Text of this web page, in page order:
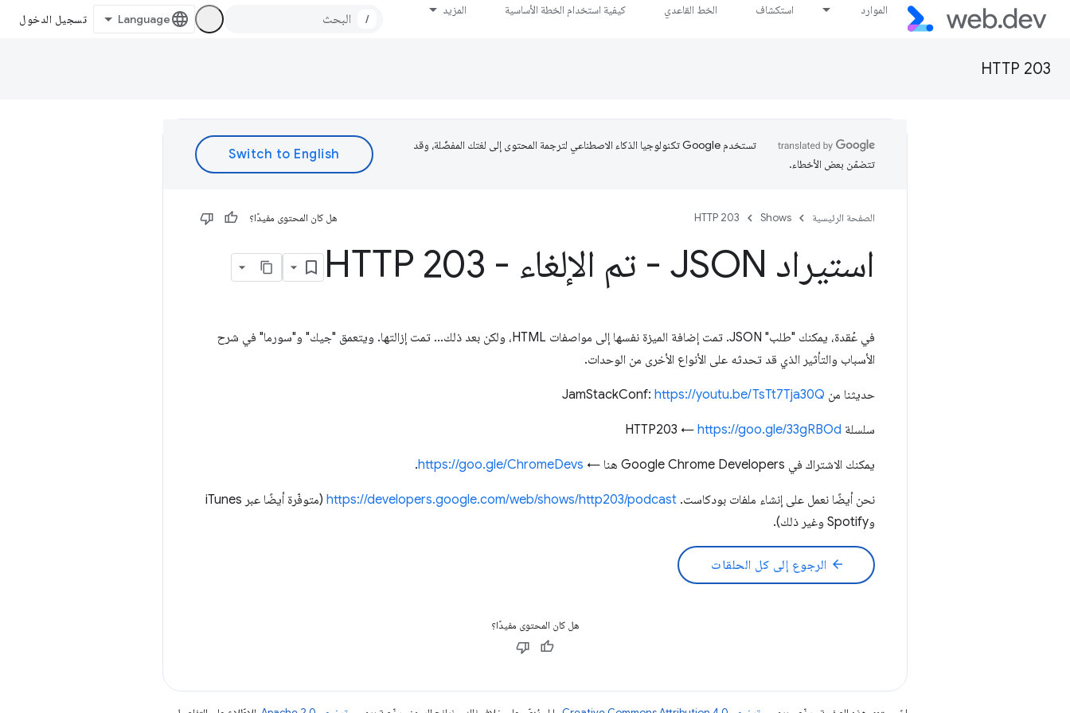
الموارد استكشاف الخط القاعدي كيفية استخدام الخطة الأساسية المزيد
/ تسجيل الدخول
HTTP 203
تستخدم Google تكنولوجيا الذكاء الاصطناعي لترجمة المحتوى إلى لغتك المفضّلة، وقد
تتضمّن بعض الأخطاء.
الصفحة الرئيسية Shows
HTTP 203 هل كان المحتوى مفيدًا؟
استيراد JSON - تم الإلغاء - HTTP 203
في عُقدة، يمكنك "طلب" JSON. تمت إضافة الميزة نفسها إلى مواصفات HTML، ولكن بعد ذلك... تمت إزالتها. ويتعمق "جيك" و"سورما" في شرح
الأسباب والتأثير الذي قد تحدثه على الأنواع الأخرى من الوحدات.
حديثنا من JamStackConf: https://youtu.be/TsTt7Tja30Q
سلسلة HTTP203 ← https://goo.gle/33gRBOd
يمكنك الاشتراك في Google Chrome Developers هنا ← https://goo.gle/ChromeDevs
.
نحن أيضًا نعمل على إنشاء ملفات بودكاست. https://developers.google.com/web/shows/http203/podcast
(متوفّرة أيضًا عبر iTunes
وSpotify وغير ذلك).
arrow_back الرجوع إلى كل الحلقات
هل كان المحتوى مفيدًا؟